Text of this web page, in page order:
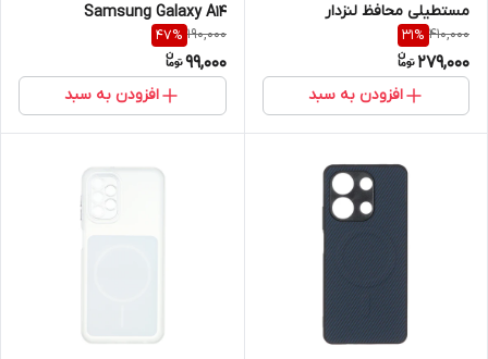
مستطیلی محافظ لنزدار
Galaxy A14
410,000
31%
279,000
افزودن به سبد
Samsung Galaxy A14
190,000
47%
99,000
افزودن به سبد